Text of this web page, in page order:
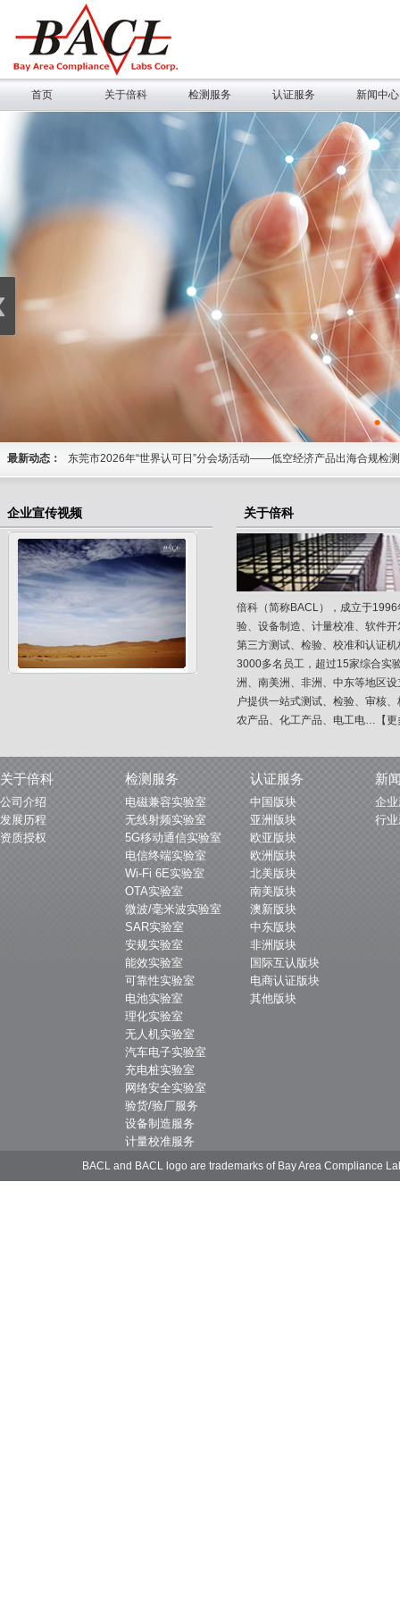
首页 关于倍科 检测服务 认证服务 新闻中心
一站式服务
• •
最新动态： 东莞市2026年“世界认可日”分会场活动——低空经济产品出海合规检
8-7BACL与尼日利亚GLGS签署MOU，共筑SONCAP合规新通道！
企业宣传视频 关于倍科
倍科（简称BACL），成立于
验、设备制造、计量校准、软件
第三方测试、检验、校准和认证
3000多名员工，超过15家综合实
洲、南美洲、非洲、中东等地区
户提供一站式测试、检验、审核
农产品、化工产品、电工电… 【
关于倍科
公司介绍
发展历程
资质授权
检测服务
电磁兼容实验室
无线射频实验室
5G移动通信实验室
电信终端实验室
Wi-Fi 6E实验室
OTA实验室
微波/毫米波实验室
SAR实验室
安规实验室
能效实验室
可靠性实验室
电池实验室
理化实验室
无人机实验室
汽车电子实验室
充电桩实验室
网络安全实验室
验货/验厂服务
设备制造服务
计量校准服务
认证服务
中国版块
亚洲版块
欧亚版块
欧洲版块
北美版块
南美版块
澳新版块
中东版块
非洲版块
国际互认版块
电商认证版块
其他版块
新
企
行
BACL and BACL logo are trademarks of Bay Area